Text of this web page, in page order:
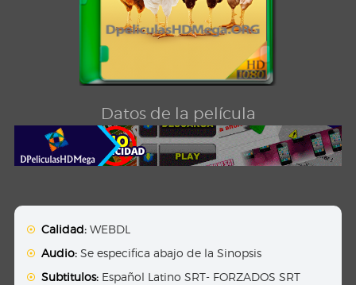
Datos de la película
Calidad: WEBDL
Audio: Se especifica abajo de la Sinopsis
Subtitulos: Español Latino SRT- FORZADOS SRT